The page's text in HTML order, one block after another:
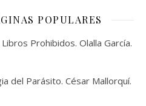
POPULARES
Prohibidos. Olalla García.
del Parásito. César Mallorquí.